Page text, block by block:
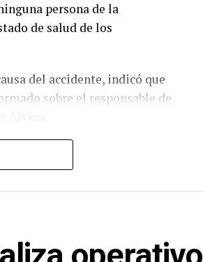
persona de la
de salud de los
del accidente, indicó que
sobre el responsable de